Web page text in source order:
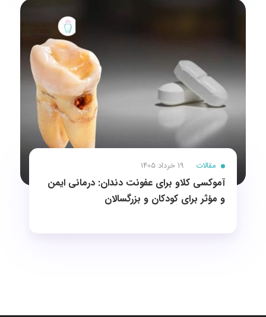
مقالات 19 خرداد 1405
آموکسی کلاو برای عفونت دندان: درمانی ایمن
و مؤثر برای کودکان و بزرگسالان